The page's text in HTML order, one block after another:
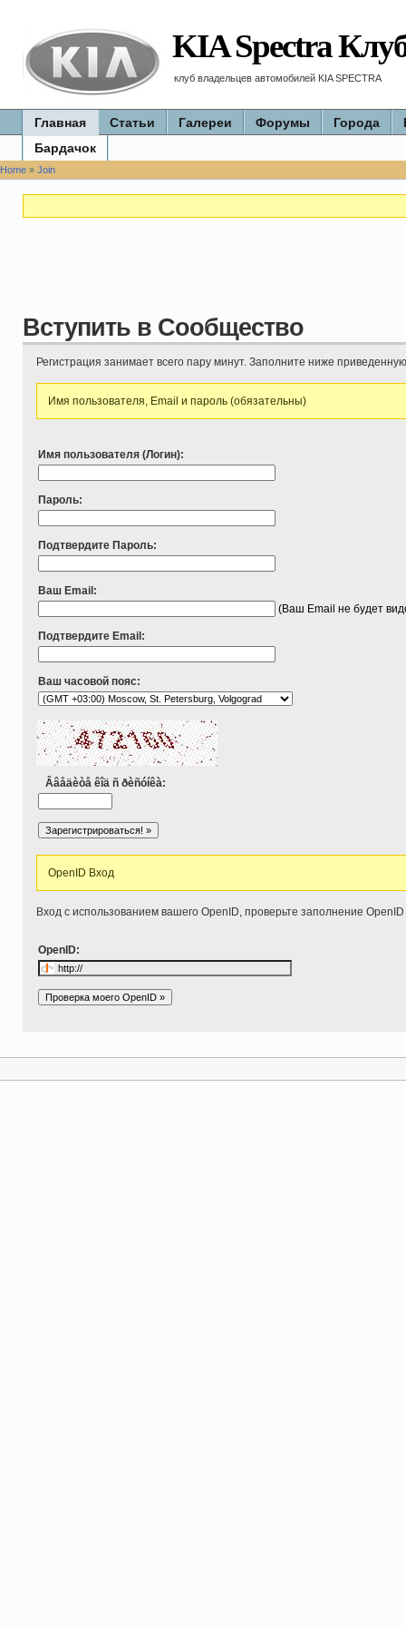
KIA Spectra
клуб владельцев автомобилей KIA SPECTRA
Главная Статьи Галереи Форумы Города
Бардачок
Home » Join
Вступить в Сообщество
Регистрация занимает всего пару минут. Заполните ниже
Имя пользователя, Email и пароль (обязательны)
Имя пользователя (Логин):
Пароль:
Подтвердите Пароль:
Ваш Email:
(Ваш Email не будет
Подтвердите Email:
Ваш часовой пояс:
Ââåäèòå êîä ñ ðèñóíêà:
OpenID Вход
Вход с использованием вашего OpenID, проверьте заполнение
OpenID: